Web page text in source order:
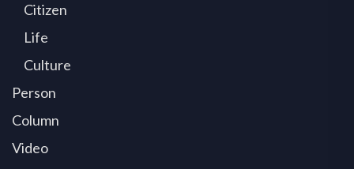
Citizen
Life
Culture
Person
Column
Video